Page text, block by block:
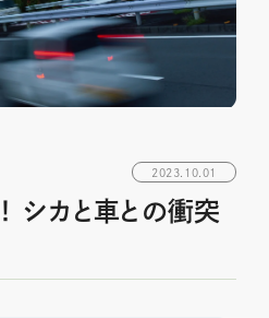
2023.10.01
シカと車との衝突